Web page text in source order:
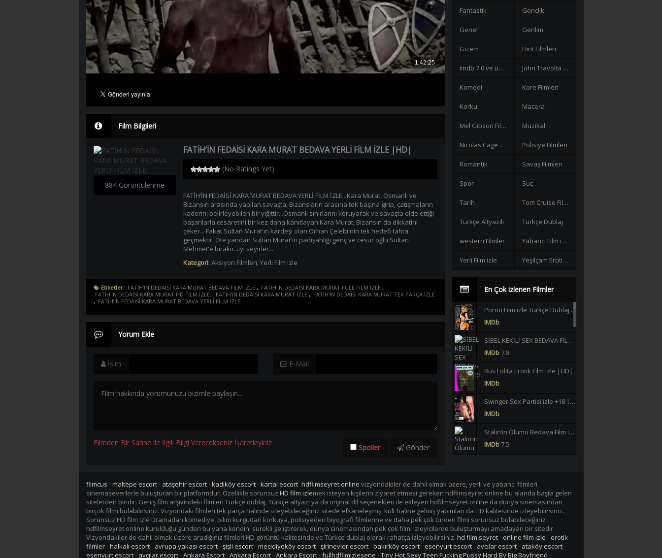
Film Bilgileri
884 Görüntülenme
FATİH’İN FEDAİSİ KARA MURAT BEDAVA YERLİ FİLM İZLE |HD|
(No Ratings Yet)
FATİH’İN FEDAİSİ KARA MURAT BEDAVA YERLİ FİLM İZLE...Kara Murat, Osmanlı ve
Bizansın arasında yapılan savaşta, Bizansların arasına tek başına girip, çatışmaların
kaderini belirleyebilen bir yiğittir...Osmanlı sınırlarını koruyarak ve savaşta elde ettiği
başarılarla cesaretini bir kez daha kanıtlayan Kara Murat, Bizansın da dikkatini
çeker... Fakat Sultan Murat'ın kardeşi olan Orhan Çelebi'nin tek hedefi tahta
geçmektir. Öte yandan Sultan Murat'ın padişahlığı genç ve cesur oğlu Sultan
Mehmet'e bırakır...iyi seyirler...
Kategori: Aksiyon Filmleri,Yerli Film izle
Etiketler: FATİH'İN DEDAİSİ KARA MURAT BEDAVA FİLM İZLE , FATİH'İN DEDAİSİ KARA MURAT FULL FİLM İZLE ,
FATİH'İN DEDAİSİ KARA MURAT HD FİLM İZLE , FATİH'İN DEDAİSİ KARA MURAT İZLE , FATİH'İN DEDAİSİ KARA MURAT TEK PARÇA İZLE
, FATİH’İN FEDAİSİ KARA MURAT BEDAVA YERLİ FİLM İZLE
Yorum Ekle
İsim E-Mail
Filmden Bir Sahne ile İlgili Bilgi Verecekseniz İşaretleyiniz
Spoiler Gönder
Fantastik Gençlik
Genel Gerilim
Gizem Hint Filmleri
imdb 7.0 ve üzeri filmler John Travolta Filmleri
Komedi Kore Filmleri
Korku Macera
Mel Gibson Filmleri Müzikal
Nicolas Cage Filmleri Polisiye Filmleri
Romantik Savaş Filmlerı
Spor Suç
Tarih Tom Cruise Filmleri izle
Türkçe Altyazılı Türkçe Dublaj
western Filmler Yabancı Film izle
Yerli Film izle Yeşilçam Erotik +18
En Çok izlenen Filmler
Porno Film izle Türkçe Dublaj +18 |HD|
IMDb
SİBEL KEKİLİ SEX BEDAVA FİLMLERİ İZLE |HD|
IMDb7.8
Rus Lolita Erotik Film izle |HD|
IMDb
Swinger Sex Partisi izle +18 |HD|
IMDb
Stalin’in Ölümü Bedava Film izle |HD|
IMDb7.5
40 JAHRE LASTERHAFTE EHEFRAU GERMAN BEDAVA EROTİK FİLM İZLE |Yüksek Kalite|
IMDb -/10
IMDb
filmcus -maltepe escort- ataşehir escort-kadıköy escort-kartal escort-hdfilmseyret.online vizyondakiler de dahil olmak üzere, yerli ve yabancı filmleri
sinemaseverlerle buluşturan bir platformdur. Özellikle sorunsuz HD film izlemek isteyen kişilerin ziyaret etmesi gereken hdfilmseyret.online bu alanda başta gelen
sitelerden biridir. Geniş film arşivindeki filmleri Türkçe dublaj, Türkçe altyazı ya da orijinal dil seçenekleri ile ekleyen hdfilmseyret.online da dünya sinemasından
birçok filmi bulabilirsiniz. Vizyondaki filmleri tek parça halinde izleyebileceğiniz sitede efsaneleşmiş, kült haline gelmiş yapımları da HD kalitesinde izleyebilirsiniz.
Sorunsuz HD film izle Dramadan komediye, bilim kurgudan korkuya, polisiyeden biyografi filmlerine ve daha pek çok türden filmi sorunsuz bulabileceğiniz
hdfilmseyret.online kurulduğu günden bu yana kendini sürekli geliştirerek, dünya sinemasından pek çok filmi izleyicilerde buluşturmayı amaçlayan bir sitedir.
Vizyondakiler de dahil olmak üzere aradığınız filmleri HD görüntü kalitesinde ve Türkçe dublaj olarak rahatça izleyebilirsiniz. hd film seyret- online film izle - erotik
filmler-halkalı escort- avrupa yakası escort-şişli escort-mecidiyeköy escort-şirinevler escort-bakırköy escort- esenyurt escort- avcılar escort- ataköy escort-
esenyurt escort- avcılar escort-Ankara Escort-Ankara Escort-Ankara Escort-fullhdfilmizlesene -Tiny Hot Sexy Teen Fucking Pussy Hard By Big Boyfriend -